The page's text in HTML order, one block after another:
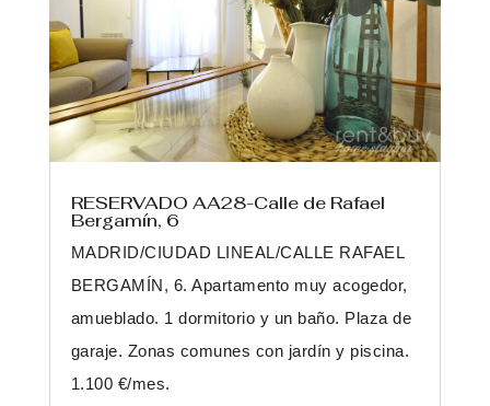
RESERVADO AA28-Calle de Rafael
Bergamín, 6
MADRID/CIUDAD LINEAL/CALLE RAFAEL
BERGAMÍN, 6. Apartamento muy acogedor,
amueblado. 1 dormitorio y un baño. Plaza de
garaje. Zonas comunes con jardín y piscina.
1.100 €/mes.